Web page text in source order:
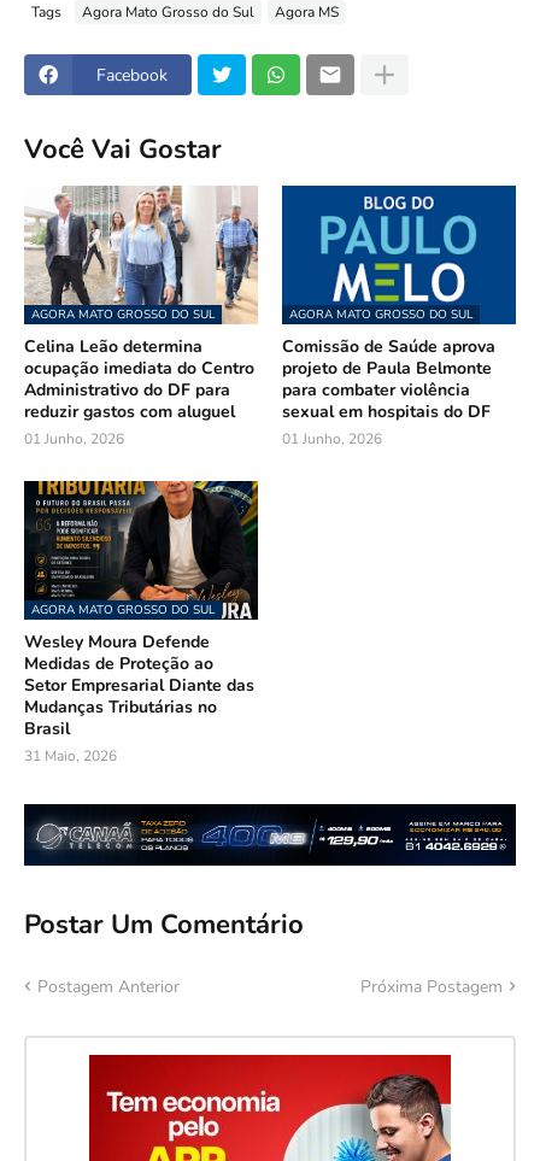
Tags Agora Mato Grosso do Sul Agora MS
Facebook
Você Vai Gostar
AGORA MATO GROSSO DO SUL
Celina Leão determina
ocupação imediata do Centro
Administrativo do DF para
reduzir gastos com aluguel
01 Junho, 2026
AGORA MATO GROSSO DO SUL
Comissão de Saúde aprova
projeto de Paula Belmonte
para combater violência
sexual em hospitais do DF
01 Junho, 2026
AGORA MATO GROSSO DO SUL
Wesley Moura Defende
Medidas de Proteção ao
Setor Empresarial Diante das
Mudanças Tributárias no
Brasil
31 Maio, 2026
Postar Um Comentário
Postagem Anterior Próxima Postagem